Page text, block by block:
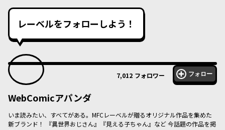
レーベルをフォローしよう！
7,012 フォロワー フォロー
WebComicアパンダ
いま読みたい、すべてがある。MFCレーベルが贈るオリジナル作品を集めた
新ブランド！ 『異世界おじさん』『見える子ちゃん』など 今話題の作品を掲